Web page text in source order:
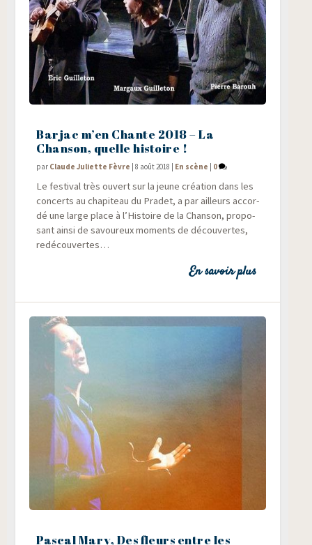
Barjac m’en Chante 2018 – La
Chanson, quelle histoire !
par Claude Juliette Fèvre |8 août 2018 En scène 0
Le fes­ti­val très ouvert sur la jeune créa­tion dans les
concerts au cha­pi­teau du Pra­det, a par ailleurs accor­
dé une large place à l’Histoire de la Chan­son, pro­po­
sant ain­si de savou­reux moments de décou­vertes,
redécouvertes…
En savoir plus
Pascal Mary, Des fleurs entre les